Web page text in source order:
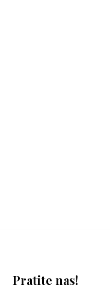
Pratite nas!